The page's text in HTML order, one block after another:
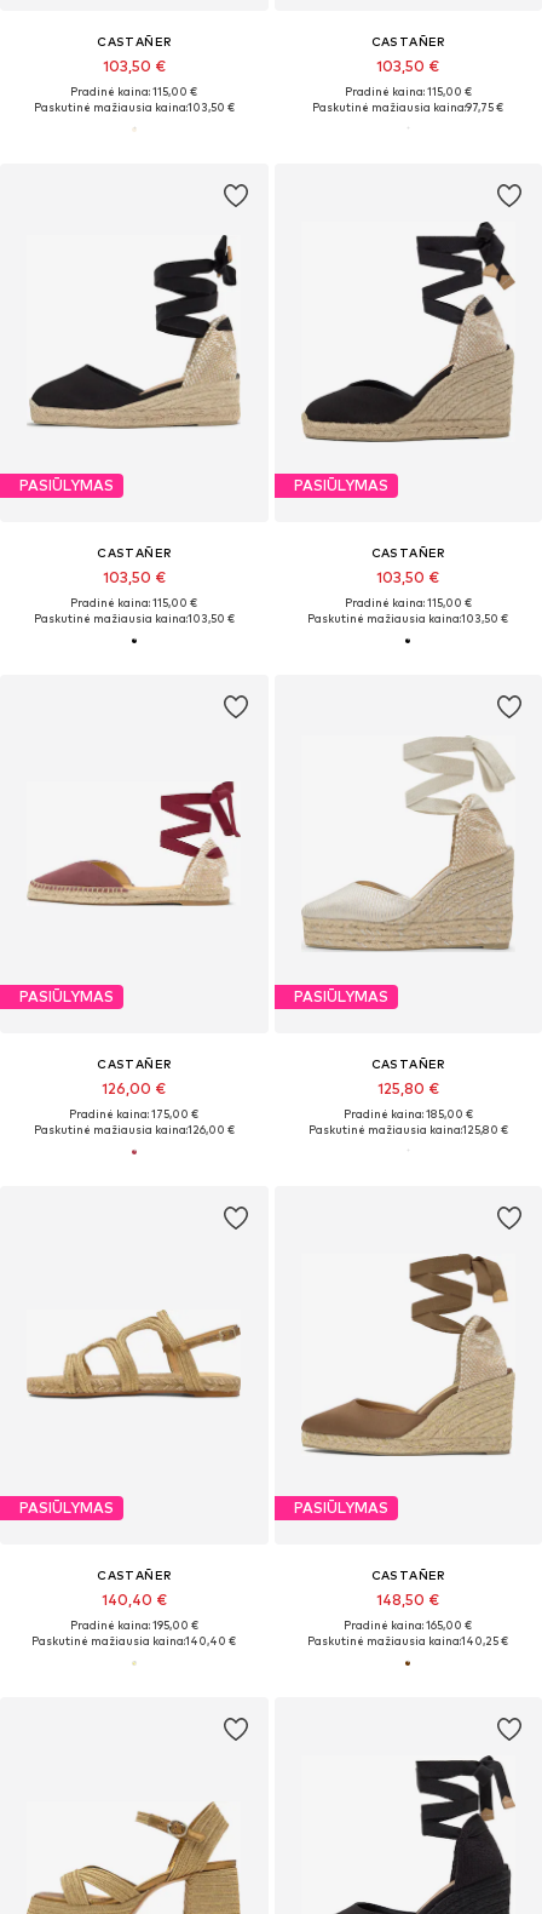
CASTAÑER
103,50 €
Pradinė kaina: 115,00 €
Paskutinė mažiausia kaina:103,50 €
CASTAÑER
103,50 €
Pradinė kaina: 115,00 €
Paskutinė mažiausia kaina:97,75 €
PASIŪLYMAS
CASTAÑER
103,50 €
Pradinė kaina: 115,00 €
Paskutinė mažiausia kaina:103,50 €
PASIŪLYMAS
CASTAÑER
103,50 €
Pradinė kaina: 115,00 €
Paskutinė mažiausia kaina:103,50 €
PASIŪLYMAS
CASTAÑER
126,00 €
Pradinė kaina: 175,00 €
Paskutinė mažiausia kaina:126,00 €
PASIŪLYMAS
CASTAÑER
125,80 €
Pradinė kaina: 185,00 €
Paskutinė mažiausia kaina:125,80 €
PASIŪLYMAS
CASTAÑER
140,40 €
Pradinė kaina: 195,00 €
Paskutinė mažiausia kaina:140,40 €
PASIŪLYMAS
CASTAÑER
148,50 €
Pradinė kaina: 165,00 €
Paskutinė mažiausia kaina:140,25 €